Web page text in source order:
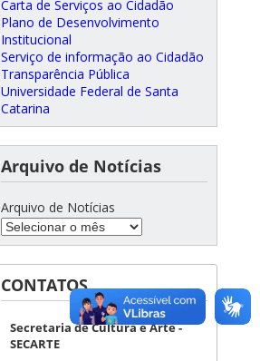
Carta de Serviços ao Cidadão
Plano de Desenvolvimento
Institucional
Serviço de informação ao Cidadão
Transparência Pública
Universidade Federal de Santa
Catarina
Arquivo de Notícias
Arquivo de Notícias
CONTATOS
Secretaria de Cultura e Arte -
SECARTE